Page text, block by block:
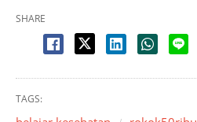
SHARE
TAGS: